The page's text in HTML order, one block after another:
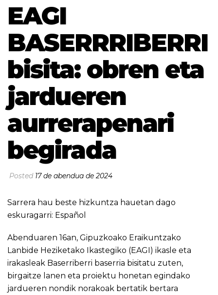
EAGI
BASERRRIBERRI
bisita: obren eta
jardueren
aurrerapenari
begirada
Posted 17 de abendua de 2024
Sarrera hau beste hizkuntza hauetan dago
eskuragarri: Español
Abenduaren 16an, Gipuzkoako Eraikuntzako
Lanbide Heziketako Ikastegiko (EAGI) ikasle eta
irakasleak Baserriberri baserria bisitatu zuten,
birgaitze lanen eta proiektu honetan egindako
jardueren nondik norakoak bertatik bertara